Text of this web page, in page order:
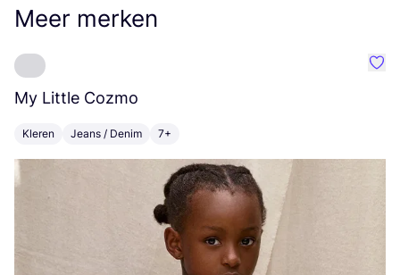
Meer merken
My Little Cozmo
Kleren Jeans / Denim 7+